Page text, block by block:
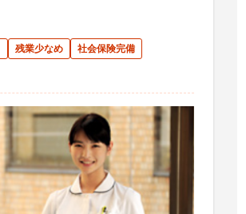
残業少なめ
社会保険完備